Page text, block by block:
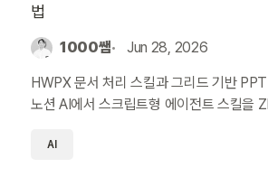
법
1000쌤 Jun 28, 2026
HWPX 문서 처리 스킬과 그리드 기반
노션 AI에서 스크립트형 에이전트 스킬을
AI